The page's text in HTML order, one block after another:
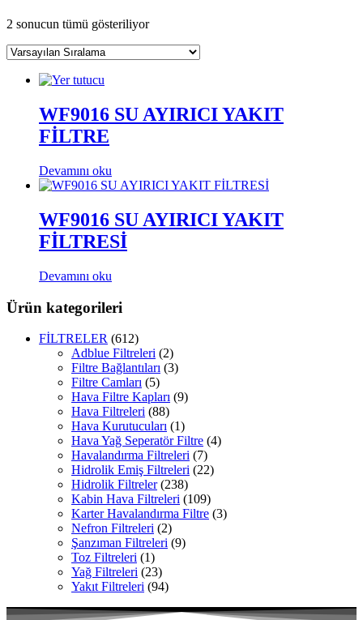
2 sonucun tümü gösteriliyor
WF9016 SU AYIRICI YAKIT
FİLTRE
Devamını oku
WF9016 SU AYIRICI YAKIT
FİLTRESİ
Devamını oku
Ürün kategorileri
FİLTRELER (612)
Adblue Filtreleri (2)
Filtre Bağlantıları (3)
Filtre Camları (5)
Hava Filtre Kapları (9)
Hava Filtreleri (88)
Hava Kurutucuları (1)
Hava Yağ Seperatör Filtre (4)
Havalandırma Filtreleri (7)
Hidrolik Emiş Filtreleri (22)
Hidrolik Filtreler (238)
Kabin Hava Filtreleri (109)
Karter Havalandırma Filtre (3)
Nefron Filtreleri (2)
Şanzıman Filtreleri (9)
Toz Filtreleri (1)
Yağ Filtreleri (23)
Yakıt Filtreleri (94)